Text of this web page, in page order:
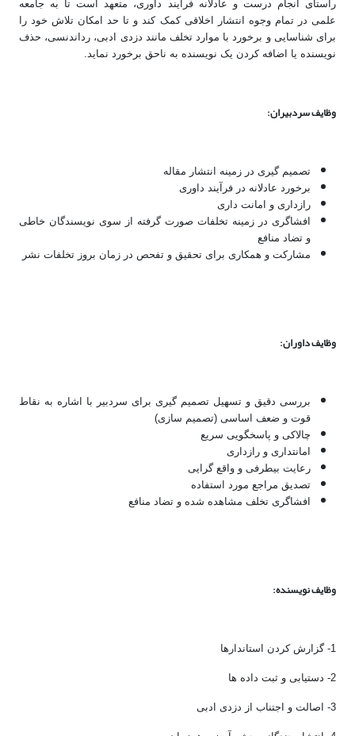
راستای انجام درست و عادلانه فرآیند داوری، متعهد است تا به جامعه
علمی در تمام وجوه انتشار اخلاقی کمک کند و تا حد امکان تلاش خود را
برای شناسایی و برخورد با موارد تخلف مانند دزدی ادبی، رداندنسی، حذف
نویسنده یا اضافه کردن یک نویسنده به ناحق برخورد نماید.
وظایف سردبیران:
تصمیم گیری در زمینه انتشار مقاله
برخورد عادلانه در فرآیند داوری
رازداری و امانت داری
افشاگری در زمینه تخلفات صورت گرفته از سوی نویسندگان خاطی
و تضاد منافع
مشارکت و همکاری برای تحقیق و تفحص در زمان بروز تخلفات نشر
وظایف داوران:
بررسی دقیق و تسهیل تصمیم­ گیری برای سردبیر با اشاره به نقاط
قوت و ضعف اساسی (تصمیم سازی)
چالاکی و پاسخگویی سریع
امانت­داری و رازداری
رعایت بی­طرفی و واقع­ گرایی
تصدیق مراجع مورد استفاده
افشاگری تخلف مشاهده شده و تضاد منافع
وظایف نویسنده:
1- گزارش کردن استاندارها
2- دستیابی و ثبت داده ها
3- اصالت و اجتناب از دزدی ادبی